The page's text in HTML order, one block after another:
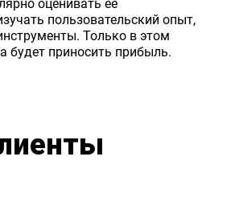
оценивать ее
пользовательский опыт,
Только в этом
будет приносить прибыль.